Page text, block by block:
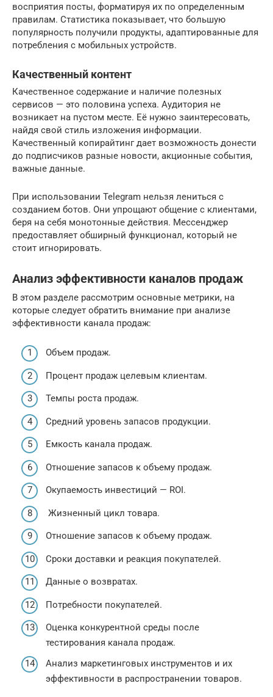
восприятия посты, форматируя их по определенным
правилам. Статистика показывает, что большую
популярность получили продукты, адаптированные для
потребления с мобильных устройств.
Качественный контент
Качественное содержание и наличие полезных
сервисов — это половина успеха. Аудитория не
возникает на пустом месте. Её нужно заинтересовать,
найдя свой стиль изложения информации.
Качественный копирайтинг дает возможность донести
до подписчиков разные новости, акционные события,
важные данные.
При использовании Telegram нельзя лениться с
созданием ботов. Они упрощают общение с клиентами,
беря на себя монотонные действия. Мессенджер
предоставляет обширный функционал, который не
стоит игнорировать.
Анализ эффективности каналов продаж
В этом разделе рассмотрим основные метрики, на
которые следует обратить внимание при анализе
эффективности канала продаж:
Объем продаж.
Процент продаж целевым клиентам.
Темпы роста продаж.
Средний уровень запасов продукции.
Емкость канала продаж.
Отношение запасов к объему продаж.
Окупаемость инвестиций — ROI.
Жизненный цикл товара.
Отношение запасов к объему продаж.
Сроки доставки и реакция покупателей.
Данные о возвратах.
Потребности покупателей.
Оценка конкурентной среды после
тестирования канала продаж.
Анализ маркетинговых инструментов и их
эффективности в распространении товаров.